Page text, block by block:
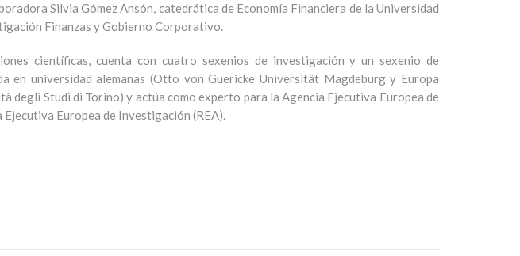
Silvia Gómez Ansón, catedrática de Economía Financiera de la Universidad
Finanzas y Gobierno Corporativo.
científicas, cuenta con cuatro sexenios de investigación y un sexenio de
en universidad alemanas (Otto von Guericke Universität Magdeburg y Europa
degli Studi di Torino) y actúa como experto para la Agencia Ejecutiva Europea de
Europea de Investigación (REA).